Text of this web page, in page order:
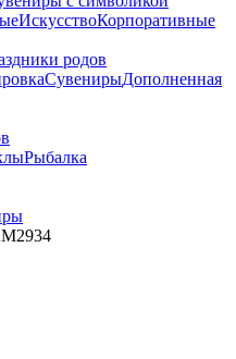
ИскусствоКорпоративные
родов
СувенирыДополненная
Рыбалка